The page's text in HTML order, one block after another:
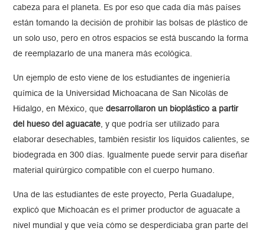
cabeza para el planeta. Es por eso que cada día más países
están tomando la decisión de prohibir las bolsas de plástico de
un solo uso, pero en otros espacios se está buscando la forma
de reemplazarlo de una manera más ecológica.
Un ejemplo de esto viene de los estudiantes de ingeniería
química de la Universidad Michoacana de San Nicolás de
Hidalgo, en México, quedesarrollaron un bioplástico a partir
del hueso del aguacate, y que podría ser utilizado para
elaborar desechables, también resistir los líquidos calientes, se
biodegrada en 300 días. Igualmente puede servir para diseñar
material quirúrgico compatible con el cuerpo humano.
Una de las estudiantes de este proyecto, Perla Guadalupe,
explicó que Michoacán es el primer productor de aguacate a
nivel mundial y que veía cómo se desperdiciaba gran parte del